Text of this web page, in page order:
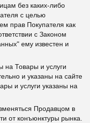
без каких-либо
с целью
прав Покупателя как
с Законом
ему известен и
на Товары и услуги
и указаны на сайте
и услуги указаны на
Продавцом в
от конъюнктуры рынка.